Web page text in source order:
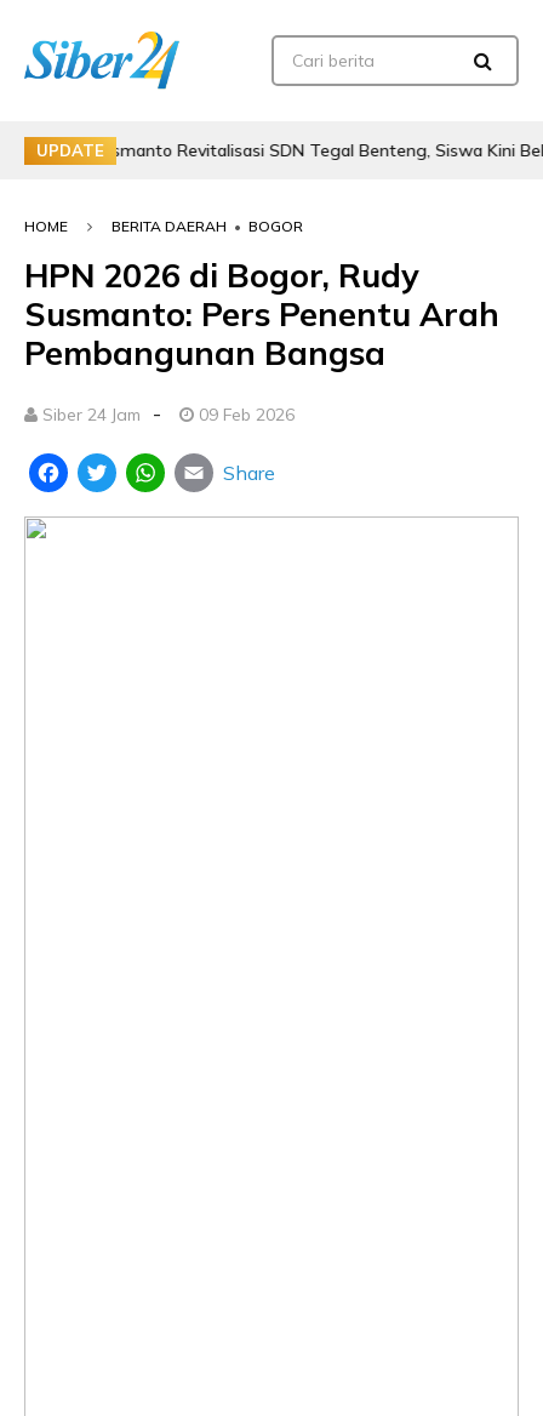
UPDATE
Susmanto Revitalisasi SDN Tegal Benteng, Siswa Kini Belajar
HOME BERITA DAERAH • BOGOR
HPN 2026 di Bogor, Rudy
Susmanto: Pers Penentu Arah
Pembangunan Bangsa
Siber 24 Jam - 09 Feb 2026
FacebookTwitterWhatsApp
Email
Share